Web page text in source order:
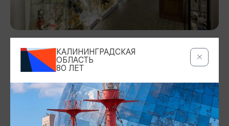
УЧАСТНИК ПРОГРАММЫ
«КАРТА ГОСТЯ»
ПОДРОБНЕЕ
КАЛИНИНГРАДСКАЯ
ОБЛАСТЬ
80 ЛЕТ